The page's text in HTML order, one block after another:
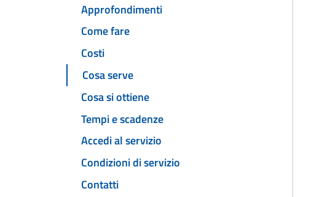
Approfondimenti
Come fare
Costi
Cosa serve
Cosa si ottiene
Tempi e scadenze
Accedi al servizio
Condizioni di servizio
Contatti